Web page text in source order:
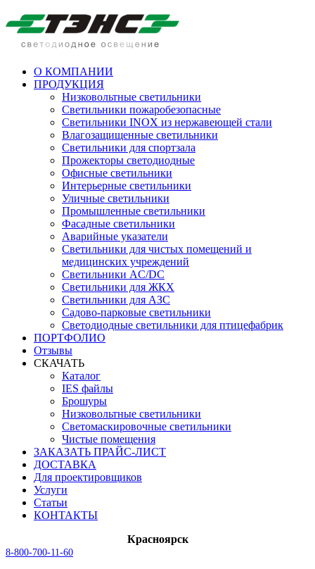
О КОМПАНИИ
ПРОДУКЦИЯ
Низковольтные светильники
Cветильники пожаробезопасные
Светильники INOX из нержавеющей стали
Влагозащищенные светильники
Светильники для спортзала
Прожекторы светодиодные
Офисные светильники
Интерьерные светильники
Уличные светильники
Промышленные светильники
Фасадные светильники
Аварийные указатели
Светильники для чистых помещений и
медицинских учреждений
Светильники AC/DC
Светильники для ЖКХ
Светильники для АЗС
Садово-парковые светильники
Светодиодные светильники для птицефабрик
ПОРТФОЛИО
Отзывы
СКАЧАТЬ
Каталог
IES файлы
Брошуры
Низковольтные светильники
Светомаскировочные светильники
Чистые помещения
ЗАКАЗАТЬ ПРАЙС-ЛИСТ
ДОСТАВКА
Для проектировщиков
Услуги
Статьи
КОНТАКТЫ
Красноярск
8-800-700-11-60